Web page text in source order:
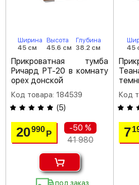
Ширина
45 см
Высота
45.6 см
Глубина
38.2 см
Прикроватная тумба
Ричард РТ-20 в комнату
орех донской
Код товара: 184539
(5)
20990Р
-50 %
41 980
под заказ
45
Код
7